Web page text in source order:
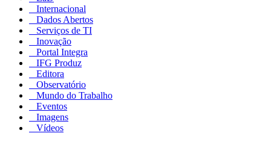
Internacional
Dados Abertos
Serviços de TI
Inovação
Portal Integra
IFG Produz
Editora
Observatório
Mundo do Trabalho
Eventos
Imagens
Vídeos